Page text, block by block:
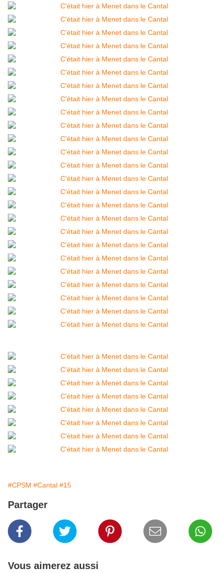
#CPSM #Cantal #15
Partager
Vous aimerez aussi